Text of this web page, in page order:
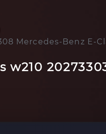
Mercedes-Benz E-
w210